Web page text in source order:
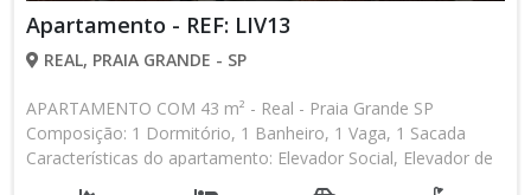
Apartamento - REF: LIV13
REAL, PRAIA GRANDE - SP
APARTAMENTO COM 43 m² - Real - Praia Grande SP
Composição: 1 Dormitório, 1 Banheiro, 1 Vaga, 1 Sacada
Características do apartamento: Elevador Social, Elevador de
Serviço, Acessibilidade, Portão Automático, Interfone, Piscina,